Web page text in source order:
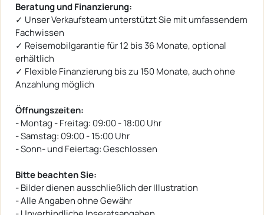
Beratung und Finanzierung:
✓ Unser Verkaufsteam unterstützt Sie mit umfassendem
Fachwissen
✓ Reisemobilgarantie für 12 bis 36 Monate, optional
erhältlich
✓ Flexible Finanzierung bis zu 150 Monate, auch ohne
Anzahlung möglich
Öffnungszeiten:
- Montag - Freitag: 09:00 - 18:00 Uhr
- Samstag: 09:00 - 15:00 Uhr
- Sonn- und Feiertag: Geschlossen
Bitte beachten Sie:
- Bilder dienen ausschließlich der Illustration
- Alle Angaben ohne Gewähr